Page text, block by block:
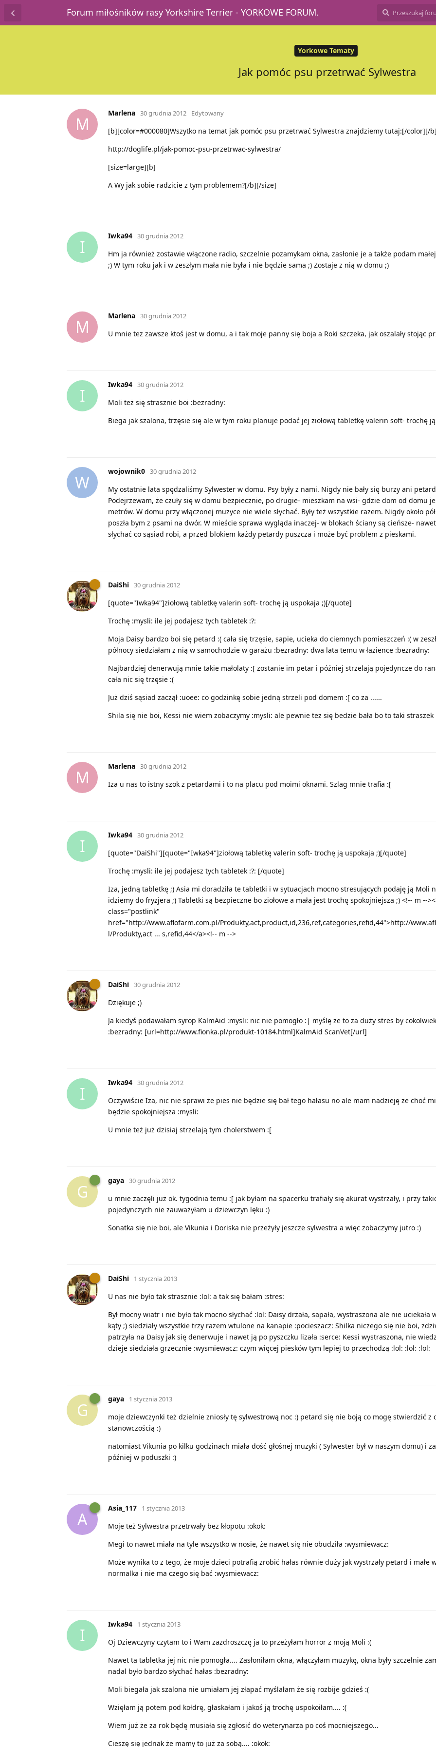
Forum miłośników rasy Yorkshire Terrier - YORKOWE FORUM.
Yorkowe Tematy
Jak pomóc psu przetrwać Sylwestra
M
Marlena 30 grudnia 2012 Edytowany
[b][color=#000080]Wszytko na temat jak pomóc psu przetrwać Sylwestra znajdziemy tutaj:[/color][/b]
http://doglife.pl/jak-pomoc-psu-przetrwac-sylwestra/
[size=large][b]
A Wy jak sobie radzicie z tym problemem?[/b][/size]
I
Iwka94 30 grudnia 2012
Hm ja również zostawie włączone radio, szczelnie pozamykam okna, zasłonie je a także podam
;) W tym roku jak i w zeszłym mała nie była i nie będzie sama ;) Zostaje z nią w domu ;)
M
Marlena 30 grudnia 2012
U mnie tez zawsze ktoś jest w domu, a i tak moje panny się boja a Roki szczeka, jak oszalały stojąc
I
Iwka94 30 grudnia 2012
Moli też się strasznie boi :bezradny:
Biega jak szalona, trzęsie się ale w tym roku planuje podać jej ziołową tabletkę valerin soft- trochę
W
wojownik0 30 grudnia 2012
My ostatnie lata spędzaliśmy Sylwester w domu. Psy były z nami. Nigdy nie bały się burzy ani
Podejrzewam, że czuły się w domu bezpiecznie, po drugie- mieszkam na wsi- gdzie dom od domu
metrów. W domu przy włączonej muzyce nie wiele słychać. Były też wszystkie razem. Nigdy około
poszła bym z psami na dwór. W mieście sprawa wygląda inaczej- w blokach ściany są cieńsze-
słychać co sąsiad robi, a przed blokiem każdy petardy puszcza i może być problem z pieskami.
DaiShi 30 grudnia 2012
[quote="Iwka94"]ziołową tabletkę valerin soft- trochę ją uspokaja ;)[/quote]
Trochę :mysli: ile jej podajesz tych tabletek :?:
Moja Daisy bardzo boi się petard :( cała się trzęsie, sapie, ucieka do ciemnych pomieszczeń :( w
północy siedziałam z nią w samochodzie w garażu :bezradny: dwa lata temu w łazience :bezradny:
Najbardziej denerwują mnie takie małolaty :[ zostanie im petar i później strzelają pojedyncze do
cała nic się trzęsie :(
Już dziś sąsiad zaczął :uoee: co godzinkę sobie jedną strzeli pod domem :[ co za ......
Shila się nie boi, Kessi nie wiem zobaczymy :mysli: ale pewnie tez się bedzie bała bo to taki straszek
M
Marlena 30 grudnia 2012
Iza u nas to istny szok z petardami i to na placu pod moimi oknami. Szlag mnie trafia :[
I
Iwka94 30 grudnia 2012
[quote="DaiShi"][quote="Iwka94"]ziołową tabletkę valerin soft- trochę ją uspokaja ;)[/quote]
Trochę :mysli: ile jej podajesz tych tabletek :?: [/quote]
Iza, jedną tabletkę ;) Asia mi doradziła te tabletki i w sytuacjach mocno stresujących podaję ją Moli
idziemy do fryzjera ;) Tabletki są bezpieczne bo ziołowe a mała jest trochę spokojniejsza ;) <!-- m --
class="postlink"
href="http://www.aflofarm.com.pl/Produkty,act,product,id,236,ref,categories,refid,44">http://
l/Produkty,act ... s,refid,44</a><!-- m -->
DaiShi 30 grudnia 2012
Dziękuje ;)
Ja kiedyś podawałam syrop KalmAid :mysli: nic nie pomogło :| myślę że to za duży stres by
:bezradny: [url=http://www.fionka.pl/produkt-10184.html]KalmAid ScanVet[/url]
I
Iwka94 30 grudnia 2012
Oczywiście Iza, nic nie sprawi że pies nie będzie się bał tego hałasu no ale mam nadzieję że choć
będzie spokojniejsza :mysli:
U mnie też już dzisiaj strzelają tym cholerstwem :[
G
gaya 30 grudnia 2012
u mnie zaczęli już ok. tygodnia temu :[ jak byłam na spacerku trafiały się akurat wystrzały, i przy
pojedynczych nie zauważyłam u dziewczyn lęku :)
Sonatka się nie boi, ale Vikunia i Doriska nie przeżyły jeszcze sylwestra a więc zobaczymy jutro :)
DaiShi 1 stycznia 2013
U nas nie było tak strasznie :lol: a tak się bałam :stres:
Był mocny wiatr i nie było tak mocno słychać :lol: Daisy drżała, sapała, wystraszona ale nie uciekała
kąty ;) siedziały wszystkie trzy razem wtulone na kanapie :pocieszacz: Shilka niczego się nie boi,
patrzyła na Daisy jak się denerwuje i nawet ją po pyszczku lizała :serce: Kessi wystraszona, nie
dzieje siedziała grzecznie :wysmiewacz: czym więcej piesków tym lepiej to przechodzą :lol: :lol: :lol:
G
gaya 1 stycznia 2013
moje dziewczynki też dzielnie zniosły tę sylwestrową noc :) petard się nie boją co mogę stwierdzić z
stanowczością :)
natomiast Vikunia po kilku godzinach miała dość głośnej muzyki ( Sylwester był w naszym domu) i
później w poduszki :)
A
Asia_117 1 stycznia 2013
Moje też Sylwestra przetrwały bez kłopotu :okok:
Megi to nawet miała na tyle wszystko w nosie, że nawet się nie obudziła :wysmiewacz:
Może wynika to z tego, że moje dzieci potrafią zrobić hałas równie duży jak wystrzały petard i małe
normalka i nie ma czego się bać :wysmiewacz:
I
Iwka94 1 stycznia 2013
Oj Dziewczyny czytam to i Wam zazdroszczę ja to przeżyłam horror z moją Moli :(
Nawet ta tabletka jej nic nie pomogła.... Zasłoniłam okna, włączyłam muzykę, okna były szczelnie
nadal było bardzo słychać hałas :bezradny:
Moli biegała jak szalona nie umiałam jej złapać myślałam że się rozbije gdzieś :(
Wzięłam ją potem pod kołdrę, głaskałam i jakoś ją trochę uspokoiłam.... :(
Wiem już że za rok będę musiała się zgłosić do weterynarza po coś mocniejszego...
Cieszę się jednak że mamy to już za sobą.... :okok: